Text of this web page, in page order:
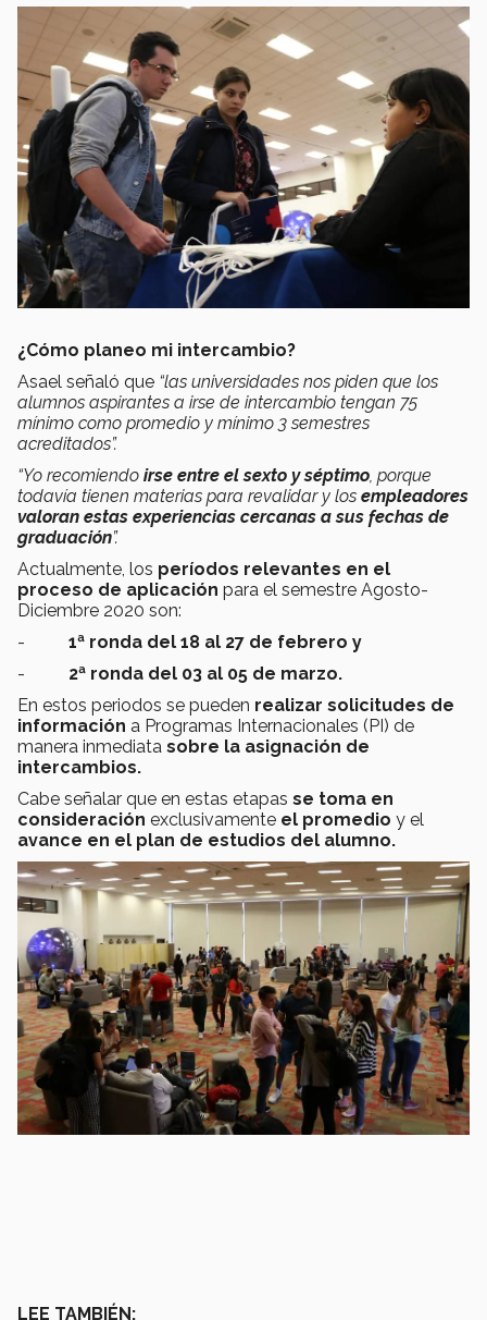
¿Cómo planeo mi intercambio?
Asael señaló que “las universidades nos piden que los
alumnos aspirantes a irse de intercambio tengan 75
mínimo como promedio y mínimo 3 semestres
acreditados”.
“Yo recomiendo irse entre el sexto y séptimo, porque
todavía tienen materias para revalidar y los empleadores
valoran estas experiencias cercanas a sus fechas de
graduación”.
Actualmente, los períodos relevantes en el
proceso de aplicación para el semestre Agosto-
Diciembre 2020 son:
- 1ª ronda del 18 al 27 de febrero y
- 2ª ronda del 03 al 05 de marzo.
En estos periodos se pueden realizar solicitudes de
información a Programas Internacionales (PI) de
manera inmediata sobre la asignación de
intercambios.
Cabe señalar que en estas etapas se toma en
consideración exclusivamente el promedio y el
avance en el plan de estudios del alumno.
LEE TAMBIÉN: